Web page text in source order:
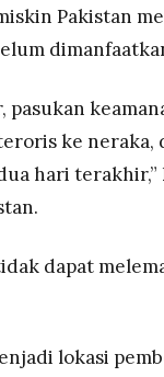
Pakistan
pasukan
ke neraka,
hari terakhir,”
dapat
lokasi